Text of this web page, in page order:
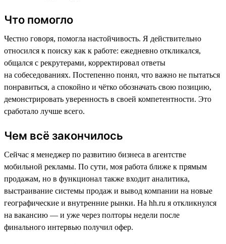
Что помогло
Честно говоря, помогла настойчивость. Я действительно
относился к поиску как к работе: ежедневно откликался,
общался с рекрутерами, корректировал ответы
на собеседованиях. Постепенно понял, что важно не пытаться
понравиться, а спокойно и чётко обозначать свою позицию,
демонстрировать уверенность в своей компетентности. Это
сработало лучше всего.
Чем всё закончилось
Сейчас я менеджер по развитию бизнеса в агентстве
мобильной рекламы. По сути, моя работа ближе к прямым
продажам, но в функционал также входит аналитика,
выстраивание системы продаж и вывод компании на новые
географические и внутренние рынки. На hh.ru я откликнулся
на вакансию — и уже через полторы недели после
финального интервью получил офер.